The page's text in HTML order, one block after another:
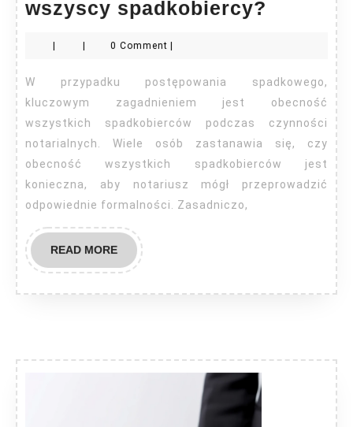
wszyscy spadkobiercy?
muszą
być
wszyscy
0 Comment
W przypadku postępowania spadkowego,
kluczowym zagadnieniem jest obecność
wszystkich spadkobierców podczas czynności
notarialnych. Wiele osób zastanawia się, czy
obecność wszystkich spadkobierców jest
konieczna, aby notariusz mógł przeprowadzić
odpowiednie formalności. Zasadniczo,
READ MOREREAD
MORE